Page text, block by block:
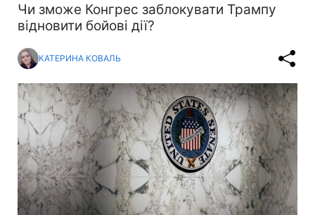
Чи зможе Конгрес заблокувати Трампу
відновити бойові дії?
КАТЕРИНА КОВАЛЬ